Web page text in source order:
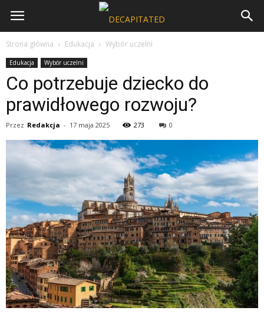
Strona główna Edukacja Wybór uczelni
Edukacja Wybór uczelni
Co potrzebuje dziecko do
prawidłowego rozwoju?
Przez Redakcja - 17 maja 2025 273 0